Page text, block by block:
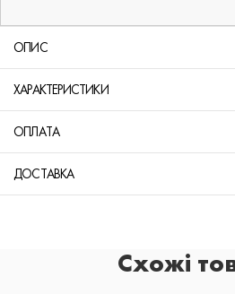
ОПИС
ХАРАКТЕРИСТИКИ
ОПЛАТА
ДОСТАВКА
Схожі